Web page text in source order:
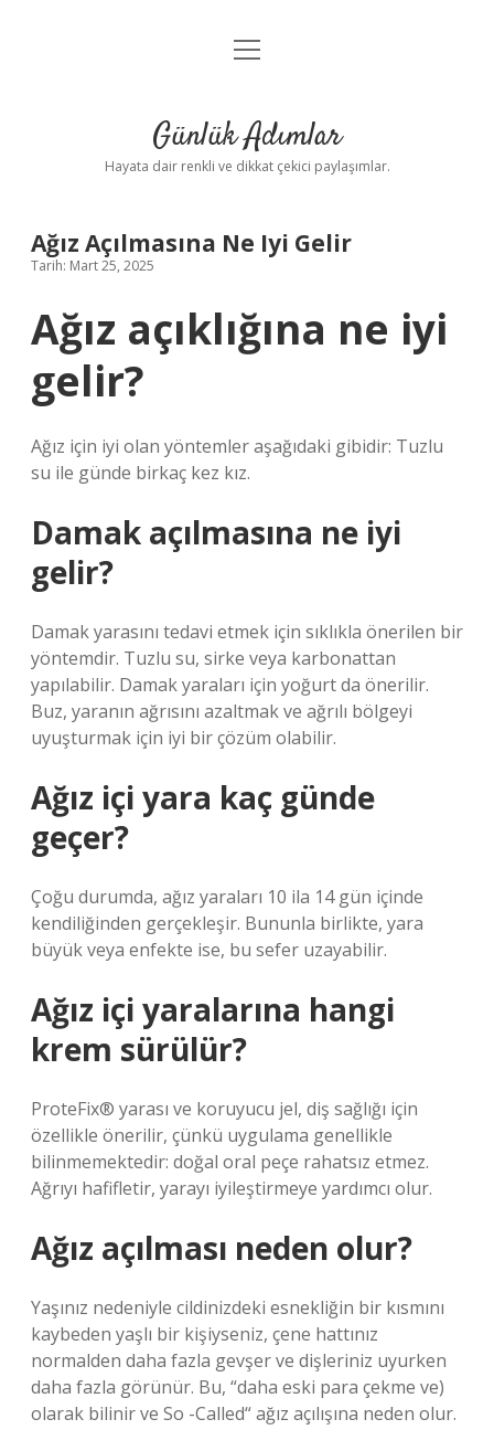
Anasayfa
Yasal Uyarı
menüyü
Günlük Adımlar
Hayata dair renkli ve dikkat çekici paylaşımlar.
Ağız Açılmasına Ne Iyi Gelir
Tarih: Mart 25, 2025
Ağız açıklığına ne iyi
gelir?
Ağız için iyi olan yöntemler aşağıdaki gibidir: Tuzlu
su ile günde birkaç kez kız.
Damak açılmasına ne iyi
gelir?
Damak yarasını tedavi etmek için sıklıkla önerilen bir
yöntemdir. Tuzlu su, sirke veya karbonattan
yapılabilir. Damak yaraları için yoğurt da önerilir.
Buz, yaranın ağrısını azaltmak ve ağrılı bölgeyi
uyuşturmak için iyi bir çözüm olabilir.
Ağız içi yara kaç günde
geçer?
Çoğu durumda, ağız yaraları 10 ila 14 gün içinde
kendiliğinden gerçekleşir. Bununla birlikte, yara
büyük veya enfekte ise, bu sefer uzayabilir.
Ağız içi yaralarına hangi
krem sürülür?
ProteFix® yarası ve koruyucu jel, diş sağlığı için
özellikle önerilir, çünkü uygulama genellikle
bilinmemektedir: doğal oral peçe rahatsız etmez.
Ağrıyı hafifletir, yarayı iyileştirmeye yardımcı olur.
Ağız açılması neden olur?
Yaşınız nedeniyle cildinizdeki esnekliğin bir kısmını
kaybeden yaşlı bir kişiyseniz, çene hattınız
normalden daha fazla gevşer ve dişleriniz uyurken
daha fazla görünür. Bu, “daha ​​eski para çekme ve)
olarak bilinir ve So -Called“ ağız açılışına neden olur.